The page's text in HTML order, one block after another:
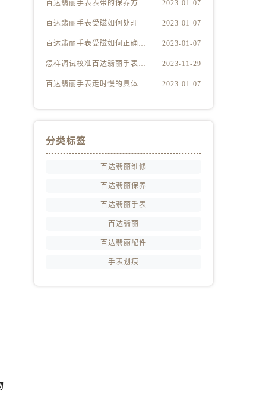
百达翡丽手表表带的保养方法有哪些？ 2023-01-07
百达翡丽手表受磁如何处理 2023-01-07
百达翡丽手表受磁如何正确消磁 2023-01-07
怎样调试校准百达翡丽手表？（百达翡丽手表的调试校准方法） 2023-11-29
百达翡丽手表走时慢的具体原因 2023-01-07
分类标签
百达翡丽维修
百达翡丽保养
百达翡丽手表
百达翡丽
百达翡丽配件
手表划痕